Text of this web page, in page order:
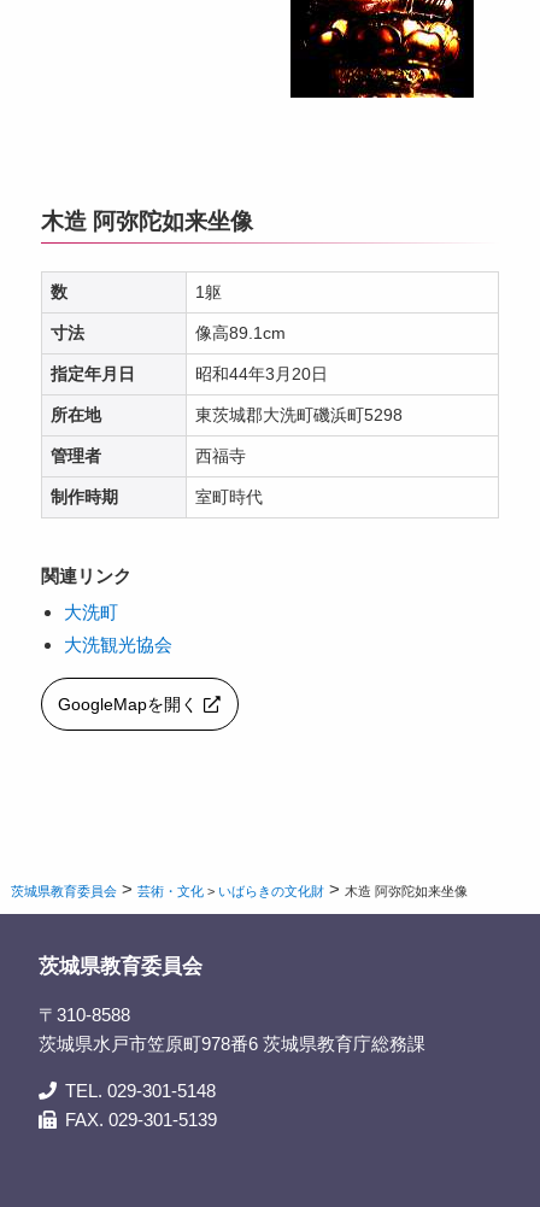
木造 阿弥陀如来坐像
数 1躯
寸法 像高89.1cm
指定年月日 昭和44年3月20日
所在地 東茨城郡大洗町磯浜町5298
管理者 西福寺
制作時期 室町時代
関連リンク
大洗町
大洗観光協会
GoogleMapを開く
茨城県教育委員会 >芸術・文化 > いばらきの文化財 > 木造 阿弥陀如来坐像
茨城県教育委員会
〒310-8588
茨城県水戸市笠原町978番6 茨城県教育庁総務課
TEL. 029-301-5148
FAX. 029-301-5139